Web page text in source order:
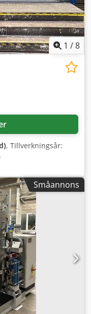
1 /8
, Tillverkningsår:
000-liters
två
Kapacitet: 225 ton/24
för
MQ, max.
Skumtyper:
för samtidig
finns
Nsfx
Småannons